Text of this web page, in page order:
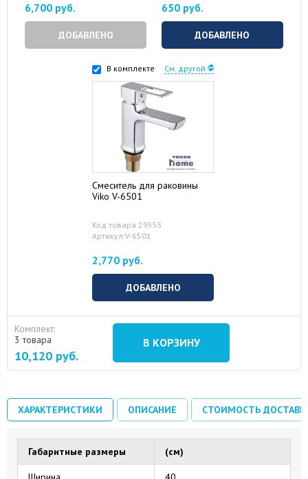
6,700 руб.
ДОБАВЛЕНО
650 руб.
ДОБАВЛЕНО
В комплекте См. другой
Смеситель для раковины
Viko V-6501
Код товара:29555
Артикул:V-6501
2,770 руб.
ДОБАВЛЕНО
Комплект:
3 товара
10,120 руб.
В КОРЗИНУ
ХАРАКТЕРИСТИКИ ОПИСАНИЕ СТОИМОСТЬ
Габаритные размеры (см)